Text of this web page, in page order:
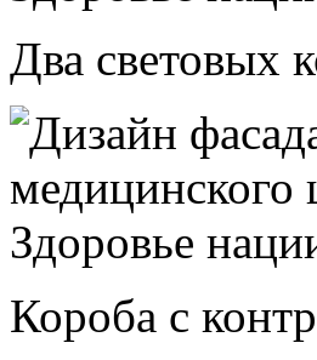
Два световых
Короба с